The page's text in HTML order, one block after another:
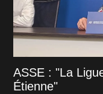
ASSE : "La
Étienne"